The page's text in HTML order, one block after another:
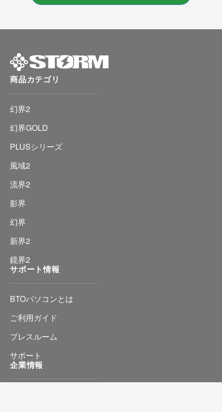
商品カテゴリ
幻界2
幻界GOLD
PLUSシリーズ
風域2
流界2
影界
幻界
新界2
鏡界2
サポート情報
BTOパソコンとは
ご利用ガイド
プレスルーム
サポート
企業情報